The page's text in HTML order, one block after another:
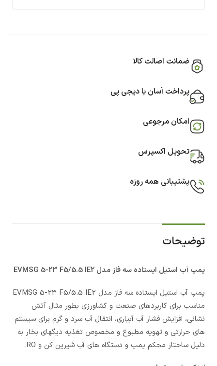
ضمانت اصالت کالا
پرداخت آسان با دیجی پی
امکان مرجوعی
تحویل اکسپرس
پشتیبانی همه روزه
توضیحات
پمپ آب استيل ایستاده سه فاز مدل EVMSG 5-23 F5/5.5 IE2
پمپ آب استيل ایستاده سه فاز مدل EVMSG 5-23 F5/5.5 IE2
مناسب برای کاربردهای صنعت و کشاورزی بطور مثال آتش
نشانی، افزایش فشار آب آبیاری، انتقال آب سرد و گرم برای سیستم
های حرارتی و تهویه مطبوع و مخصوص تغذیه دیگهای بخار به
دلیل ساختار محکم پمپ و دستگاه های آب شیرین کن و RO.